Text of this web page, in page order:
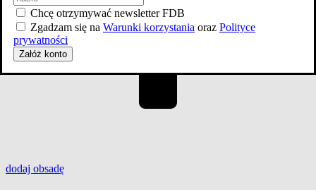
dodaj obsadę
Chcę otrzymywać newsletter FDB
Zgadzam się na Warunki korzystania oraz Polityce
prywatności
Załóż konto